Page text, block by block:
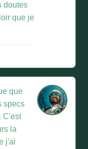
doutes
que je
que
specs
C'est
la
j'ai